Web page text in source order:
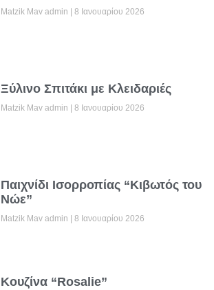
Matzik Mav admin 8 Ιανουαρίου 2026
Ξύλινο Σπιτάκι με Κλειδαριές
Matzik Mav admin 8 Ιανουαρίου 2026
Παιχνίδι Ισορροπίας “Κιβωτός του
Νώε”
Matzik Mav admin 8 Ιανουαρίου 2026
Κουζίνα “Rosalie”